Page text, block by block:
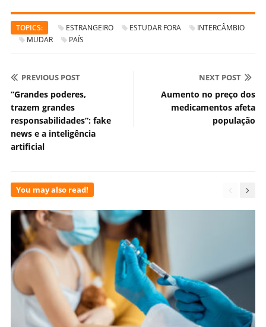
TOPICS: ESTRANGEIRO ESTUDAR FORA
INTERCÂMBIO
MUDAR
PAÍS
PREVIOUS POST
“Grandes poderes,
trazem grandes
responsabilidades”: fake
news e a inteligência
artificial
NEXT POST
Aumento no preço dos
medicamentos afeta
população
You may also read!